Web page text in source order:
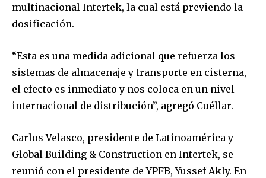
multinacional Intertek, la cual está previendo la
dosificación.
“Esta es una medida adicional que refuerza los
sistemas de almacenaje y transporte en cisterna,
el efecto es inmediato y nos coloca en un nivel
internacional de distribución”, agregó Cuéllar.
Carlos Velasco, presidente de Latinoamérica y
Global Building & Construction en Intertek, se
reunió con el presidente de YPFB, Yussef Akly. En